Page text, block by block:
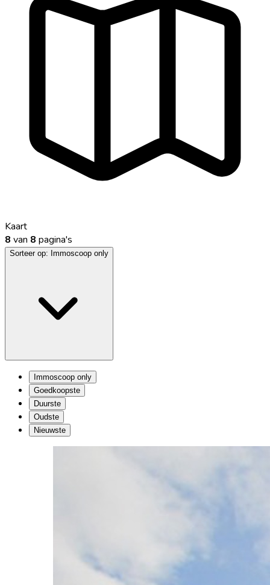
Kaart
8 van 8 pagina's
Sorteer op: Immoscoop only
Immoscoop only
Goedkoopste
Duurste
Oudste
Nieuwste